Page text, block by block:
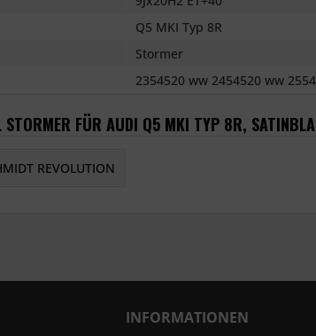
Q5 MKI Typ 8R
Stormer
2354520 ww 2454520 ww
FÜR AUDI Q5 MKI TYP 8R,
REVOLUTION
INFORMATIONEN